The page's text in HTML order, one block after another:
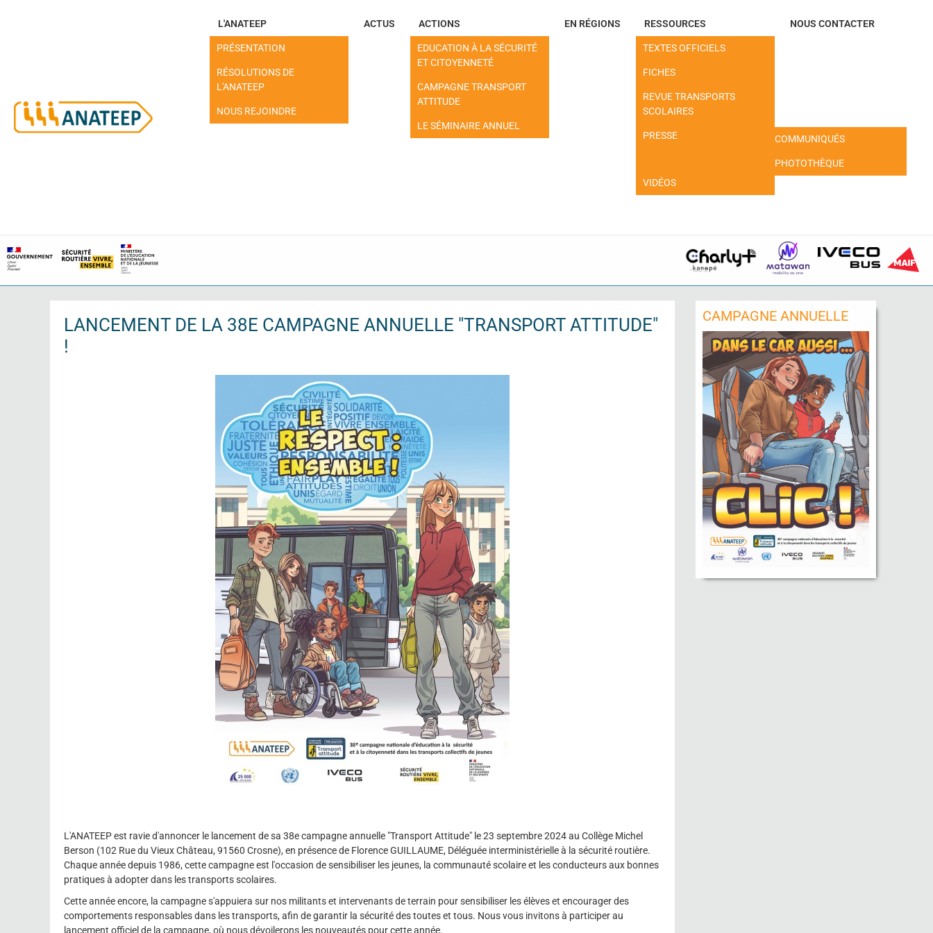
L'ANATEEP
PRÉSENTATION
RÉSOLUTIONS DE
L'ANATEEP
NOUS REJOINDRE
ACTUS ACTIONS
EDUCATION À LA SÉCURITÉ
ET CITOYENNETÉ
CAMPAGNE TRANSPORT
ATTITUDE
LE SÉMINAIRE ANNUEL
EN RÉGIONS RESSOURCES
TEXTES OFFICIELS
FICHES
REVUE TRANSPORTS
SCOLAIRES
PRESSE COMMUNIQUÉS
PHOTOTHÈQUE
VIDÉOS
NOUS CONTACTER
LANCEMENT DE LA 38E CAMPAGNE ANNUELLE "TRANSPORT ATTITUDE"
!
L'ANATEEP est ravie d'annoncer le lancement de sa 38e campagne annuelle "Transport Attitude" le 23 septembre 2024 au Collège Michel
Berson (102 Rue du Vieux Château, 91560 Crosne), en présence de Florence GUILLAUME, Déléguée interministérielle à la sécurité routière.
Chaque année depuis 1986, cette campagne est l'occasion de sensibiliser les jeunes, la communauté scolaire et les conducteurs aux bonnes
pratiques à adopter dans les transports scolaires.
Cette année encore, la campagne s'appuiera sur nos militants et intervenants de terrain pour sensibiliser les élèves et encourager des
comportements responsables dans les transports, afin de garantir la sécurité des toutes et tous. Nous vous invitons à participer au
lancement officiel de la campagne, où nous dévoilerons les nouveautés pour cette année.
CAMPAGNE ANNUELLE